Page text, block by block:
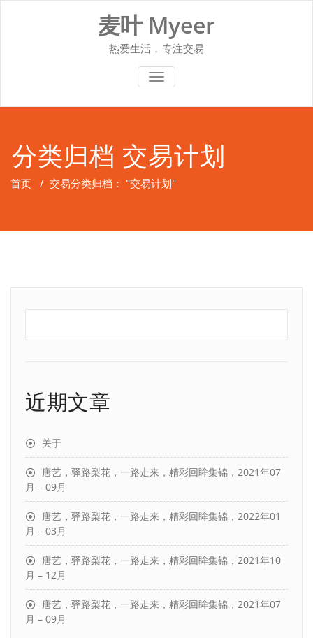
麦叶 Myeer
热爱生活，专注交易
切换导航
分类归档 交易计划
首页 / 交易分类归档： "交易计划"
近期文章
关于
唐艺，驿路梨花，一路走来，精彩回眸集锦，2021年07
月 – 09月
唐艺，驿路梨花，一路走来，精彩回眸集锦，2022年01
月 – 03月
唐艺，驿路梨花，一路走来，精彩回眸集锦，2021年10
月 – 12月
唐艺，驿路梨花，一路走来，精彩回眸集锦，2021年07
月 – 09月